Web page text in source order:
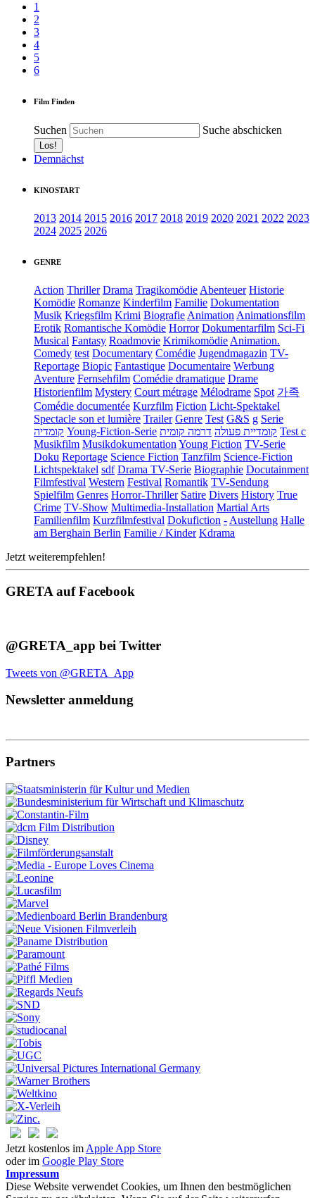
1
2
3
4
5
6
Film Finden
Suchen Suche abschicken
Demnächst
KINOSTART
2013 2014 2015 2016 2017 2018 2019 2020 2021 2022 2023
2024 2025 2026
GENRE
Action Thriller Drama Tragikomödie Abenteuer Historie
Komödie Romanze Kinderfilm Familie Dokumentation
Musik Kriegsfilm Krimi Biografie Animation Animationsfilm
Erotik Romantische Komödie Horror Dokumentarfilm Sci-Fi
Musical Fantasy Roadmovie Krimikomödie Animation.
Comedy test Documentary Comédie Jugendmagazin TV-
Reportage Biopic Fantastique Documentaire Werbung
Aventure Fernsehfilm Comédie dramatique Drame
Historienfilm Mystery Court métrage Mélodrame Spot 가족
Comédie documentée Kurzfilm Fiction Licht-Spektakel
Spectacle son et lumière Trailer Genre Test G&S g Serie
קומדיה Young-Fiction-Serie קומדיית פעולה דרמה קומית
Test c
Musikfilm Musikdokumentation Young Fiction TV-Serie
Doku Reportage Science Fiction Tanzfilm Science-Fiction
Lichtspektakel sdf Drama TV-Serie Biographie Docutainment
Filmfestival Western Festival Romantik TV-Sendung
Spielfilm Genres Horror-Thriller Satire Divers History True
Crime TV-Show Multimedia-Installation Martial Arts
Familienfilm Kurzfilmfestival Dokufiction - Austellung Halle
am Berghain Berlin Familie / Kinder Kdrama
Jetzt weiterempfehlen!
GRETA auf Facebook
@GRETA_app bei Twitter
Tweets von @GRETA_App
Newsletter anmeldung
Partners
Jetzt kostenlos im Apple App Store
oder im Google Play Store
Impressum
Diese Website verwendet Cookies, um Ihnen den bestmöglichen